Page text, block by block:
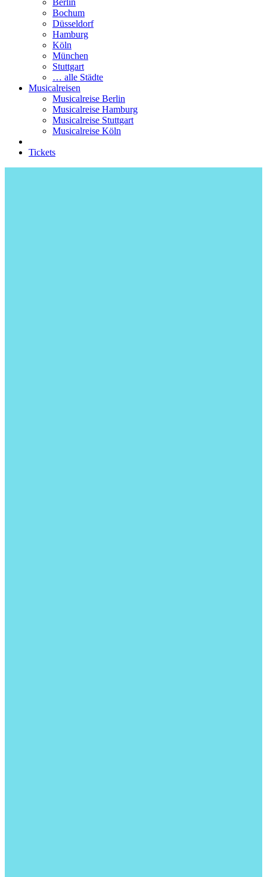
Berlin
Bochum
Düsseldorf
Hamburg
Köln
München
Stuttgart
… alle Städte
Musicalreisen
Musicalreise Berlin
Musicalreise Hamburg
Musicalreise Stuttgart
Musicalreise Köln
Tickets